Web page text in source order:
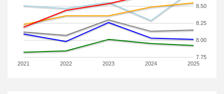
2021 2022 2023 2024 2025
7.75
8.00
8.25
8.50